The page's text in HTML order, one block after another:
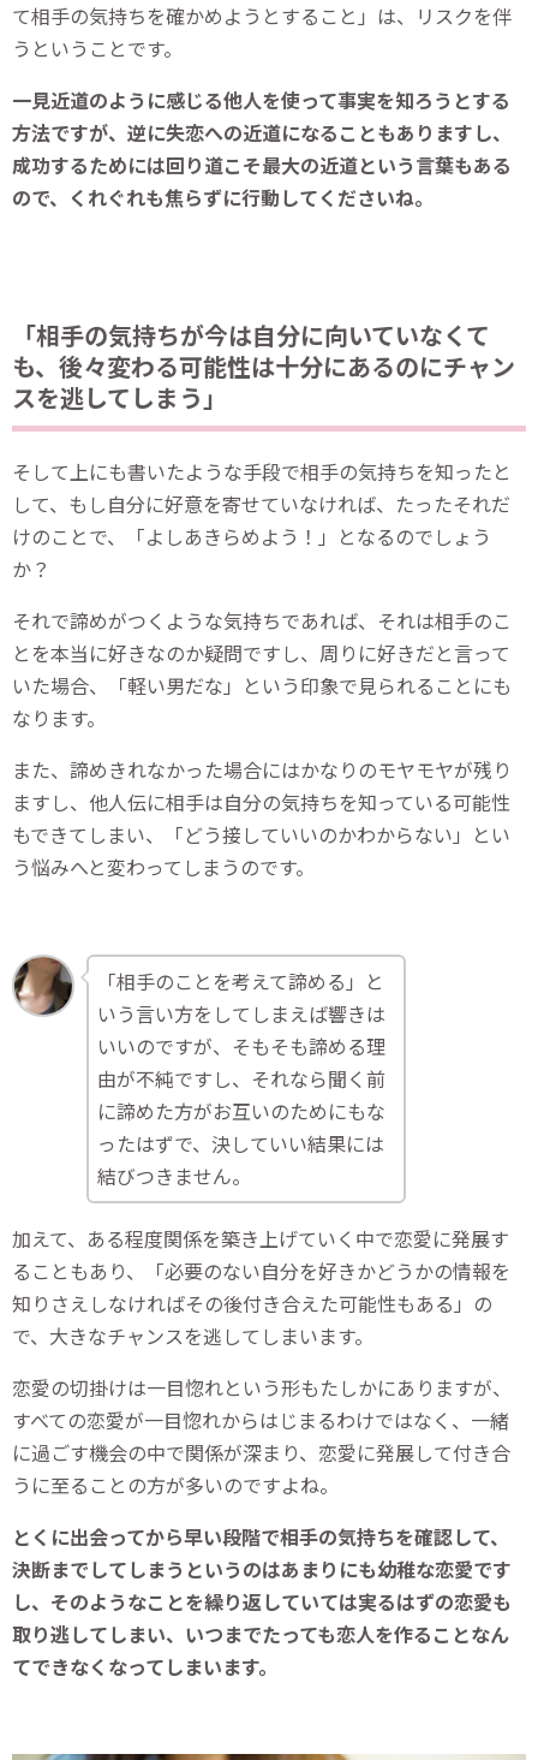
て相手の気持ちを確かめようとすること」は、リスクを伴
うということです。
一見近道のように感じる他人を使って事実を知ろうとする
方法ですが、逆に失恋への近道になることもありますし、
成功するためには回り道こそ最大の近道という言葉もある
ので、くれぐれも焦らずに行動してくださいね。
「相手の気持ちが今は自分に向いていなくて
も、後々変わる可能性は十分にあるのにチャン
スを逃してしまう」
そして上にも書いたような手段で相手の気持ちを知ったと
して、もし自分に好意を寄せていなければ、たったそれだ
けのことで、「よしあきらめよう！」となるのでしょう
か？
それで諦めがつくような気持ちであれば、それは相手のこ
とを本当に好きなのか疑問ですし、周りに好きだと言って
いた場合、「軽い男だな」という印象で見られることにも
なります。
また、諦めきれなかった場合にはかなりのモヤモヤが残り
ますし、他人伝に相手は自分の気持ちを知っている可能性
もできてしまい、「どう接していいのかわからない」とい
う悩みへと変わってしまうのです。
「相手のことを考えて諦める」と
いう言い方をしてしまえば響きは
いいのですが、そもそも諦める理
由が不純ですし、それなら聞く前
に諦めた方がお互いのためにもな
ったはずで、決していい結果には
結びつきません。
加えて、ある程度関係を築き上げていく中で恋愛に発展す
ることもあり、「必要のない自分を好きかどうかの情報を
知りさえしなければその後付き合えた可能性もある」の
で、大きなチャンスを逃してしまいます。
恋愛の切掛けは一目惚れという形もたしかにありますが、
すべての恋愛が一目惚れからはじまるわけではなく、一緒
に過ごす機会の中で関係が深まり、恋愛に発展して付き合
うに至ることの方が多いのですよね。
とくに出会ってから早い段階で相手の気持ちを確認して、
決断までしてしまうというのはあまりにも幼稚な恋愛です
し、そのようなことを繰り返していては実るはずの恋愛も
取り逃してしまい、いつまでたっても恋人を作ることなん
てできなくなってしまいます。